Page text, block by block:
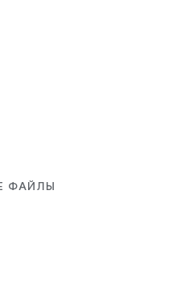
ФАЙЛЫ